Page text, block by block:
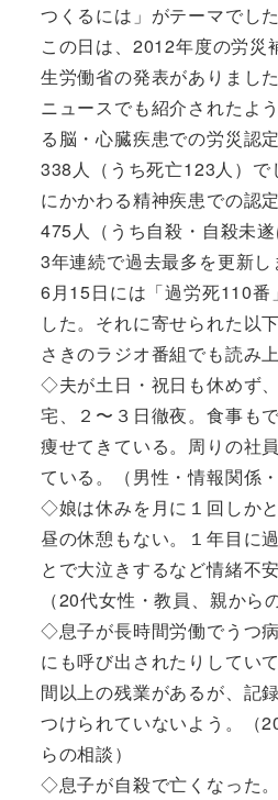
つくるには」がテーマでした
この日は、2012年度の労災
生労働省の発表がありまし
ニュースでも紹介されたよ
る脳・心臓疾患での労災認
338人（うち死亡123人）で
にかかわる精神疾患での認
475人（うち自殺・自殺未遂
3年連続で過去最多を更新し
6月15日には「過労死110番
した。それに寄せられた以
さきのラジオ番組でも読み
◇夫が土日・祝日も休めず
宅、２〜３日徹夜。食事も
痩せてきている。周りの社
ている。（男性・情報関係
◇娘は休みを月に１回しかと
昼の休憩もない。１年目に
とで大泣きするなど情緒不
（20代女性・教員、親から
◇息子が長時間労働でうつ
にも呼び出されたりしてい
間以上の残業があるが、記
つけられていないよう。（
らの相談）
◇息子が自殺で亡くなった